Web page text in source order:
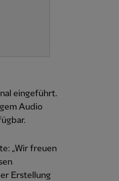
eingeführt.
Audio
„Wir freuen
Erstellung